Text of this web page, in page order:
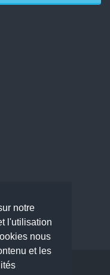
notre
l'utilisation
nous
et les